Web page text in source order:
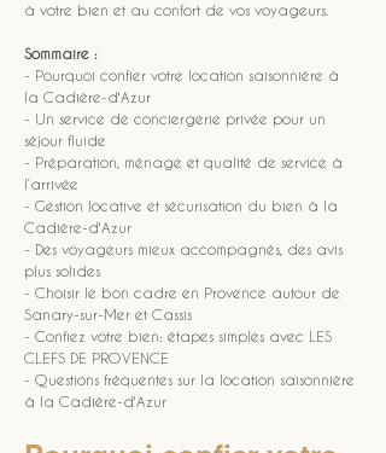
à votre bien et au confort de vos voyageurs.
Sommaire :
- Pourquoi confier votre location saisonnière à
la Cadière-d'Azur
- Un service de conciergerie privée pour un
séjour fluide
- Préparation, ménage et qualité de service à
l’arrivée
- Gestion locative et sécurisation du bien à la
Cadière-d'Azur
- Des voyageurs mieux accompagnés, des avis
plus solides
- Choisir le bon cadre en Provence autour de
Sanary-sur-Mer et Cassis
- Confiez votre bien: étapes simples avec LES
CLEFS DE PROVENCE
- Questions fréquentes sur la location saisonnière
à la Cadière-d'Azur